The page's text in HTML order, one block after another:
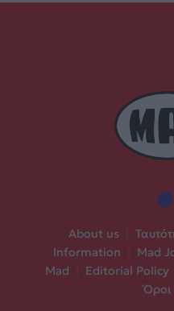
About us
Information
Mad
Mad
Editorial Policy